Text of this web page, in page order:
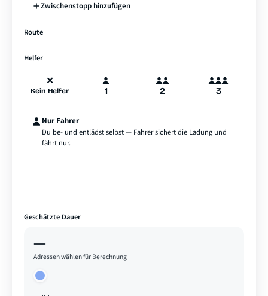
Zwischenstopp hinzufügen
Route
Helfer
✕
Kein Helfer 1 2 3
Nur Fahrer
Du be- und entlädst selbst — Fahrer sichert die Ladung und
fährt nur.
Geschätzte Dauer
—
Adressen wählen für Berechnung